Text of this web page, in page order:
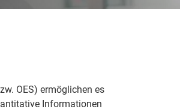
OES) ermöglichen es
Informationen